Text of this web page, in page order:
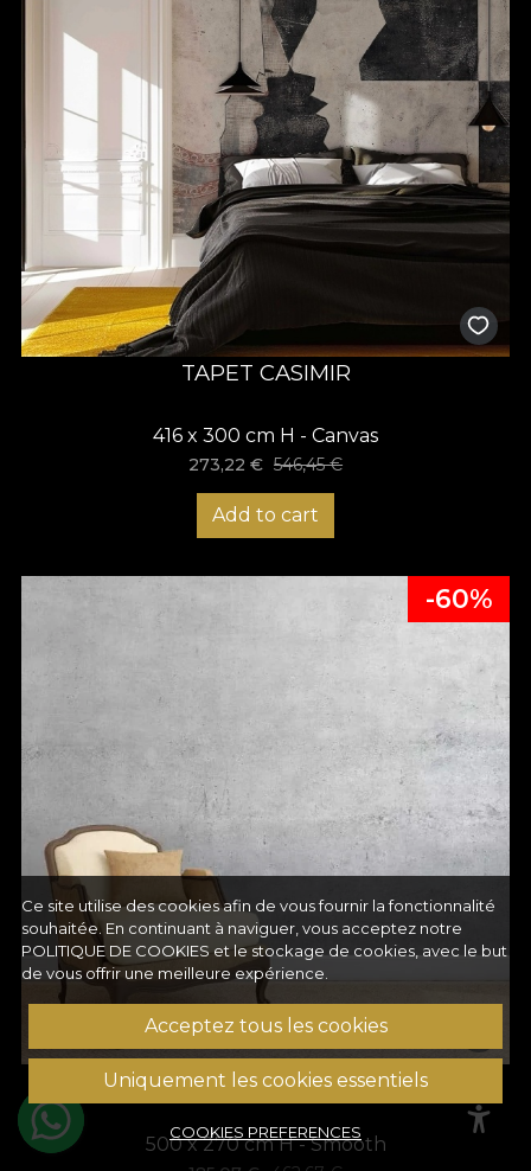
TAPET CASIMIR
416 x 300 cm H - Canvas
273,22 € 546,45€
Add to cart
-60%
TAPET CEMENT
500 x 270 cm H - Smooth
Ce site utilise des cookies afin de vous fournir la fonctionnalité
souhaitée. En continuant à naviguer, vous acceptez notre
POLITIQUE DE COOKIESet le stockage de cookies, avec le but
de vous offrir une meilleure expérience.
Acceptez tous les cookies
Uniquement les cookies essentiels
COOKIES PREFERENCES